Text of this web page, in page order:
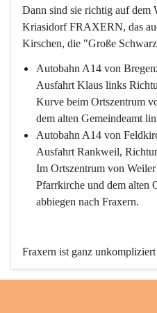
Dann sind sie richtig auf dem
Kriasidorf FRAXERN, das
Kirschen, die "Große
Autobahn A14 von
Ausfahrt Klaus links
Kurve beim Ortszentrum
dem alten Gemeindeamt
Autobahn A14 von
Ausfahrt Rankweil,
Im Ortszentrum von
Pfarrkirche und dem alten
abbiegen nach Fraxern.
Fraxern ist ganz
den öffentlichen